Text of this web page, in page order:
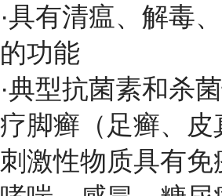
·具有清瘟、解毒
的功能
·典型抗菌素和杀
疗脚癣（足癣、皮
刺激性物质具有免